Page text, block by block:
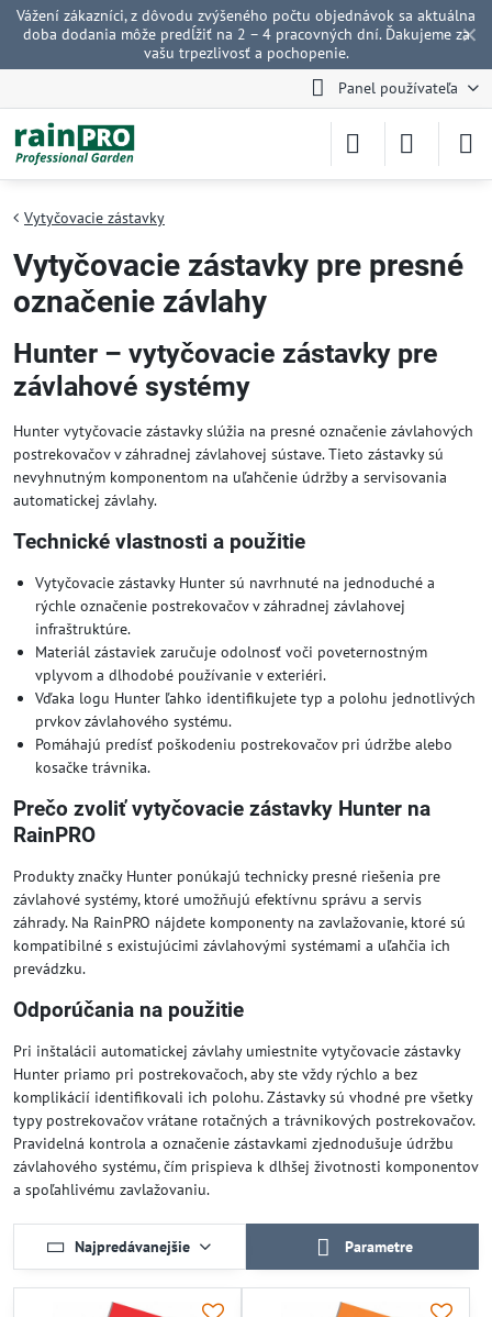
✕
Vážení zákazníci, z dôvodu zvýšeného počtu objednávok sa aktuálna
doba dodania môže predĺžiť na 2 – 4 pracovných dní. Ďakujeme za
vašu trpezlivosť a pochopenie.
Panel používateľa
Vytyčovacie zástavky
Vytyčovacie zástavky pre presné
označenie závlahy
Hunter – vytyčovacie zástavky pre
závlahové systémy
Hunter vytyčovacie zástavky slúžia na presné označenie závlahových
postrekovačov v záhradnej závlahovej sústave. Tieto zástavky sú
nevyhnutným komponentom na uľahčenie údržby a servisovania
automatickej závlahy.
Technické vlastnosti a použitie
Vytyčovacie zástavky Hunter sú navrhnuté na jednoduché a
rýchle označenie postrekovačov v záhradnej závlahovej
infraštruktúre.
Materiál zástaviek zaručuje odolnosť voči poveternostným
vplyvom a dlhodobé používanie v exteriéri.
Vďaka logu Hunter ľahko identifikujete typ a polohu jednotlivých
prvkov závlahového systému.
Pomáhajú predísť poškodeniu postrekovačov pri údržbe alebo
kosačke trávnika.
Prečo zvoliť vytyčovacie zástavky Hunter na
RainPRO
Produkty značky Hunter ponúkajú technicky presné riešenia pre
závlahové systémy, ktoré umožňujú efektívnu správu a servis
záhrady. Na RainPRO nájdete komponenty na zavlažovanie, ktoré sú
kompatibilné s existujúcimi závlahovými systémami a uľahčia ich
prevádzku.
Odporúčania na použitie
Pri inštalácii automatickej závlahy umiestnite vytyčovacie zástavky
Hunter priamo pri postrekovačoch, aby ste vždy rýchlo a bez
komplikácií identifikovali ich polohu. Zástavky sú vhodné pre všetky
typy postrekovačov vrátane rotačných a trávnikových postrekovačov.
Pravidelná kontrola a označenie zástavkami zjednodušuje údržbu
závlahového systému, čím prispieva k dlhšej životnosti komponentov
a spoľahlivému zavlažovaniu.
Najpredávanejšie Parametre